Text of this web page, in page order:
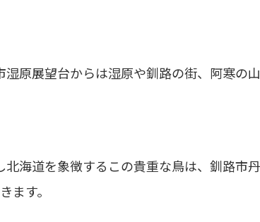
原展望台からは湿原や釧路の街、阿寒の
海道を象徴するこの貴重な鳥は、釧路市
ます。